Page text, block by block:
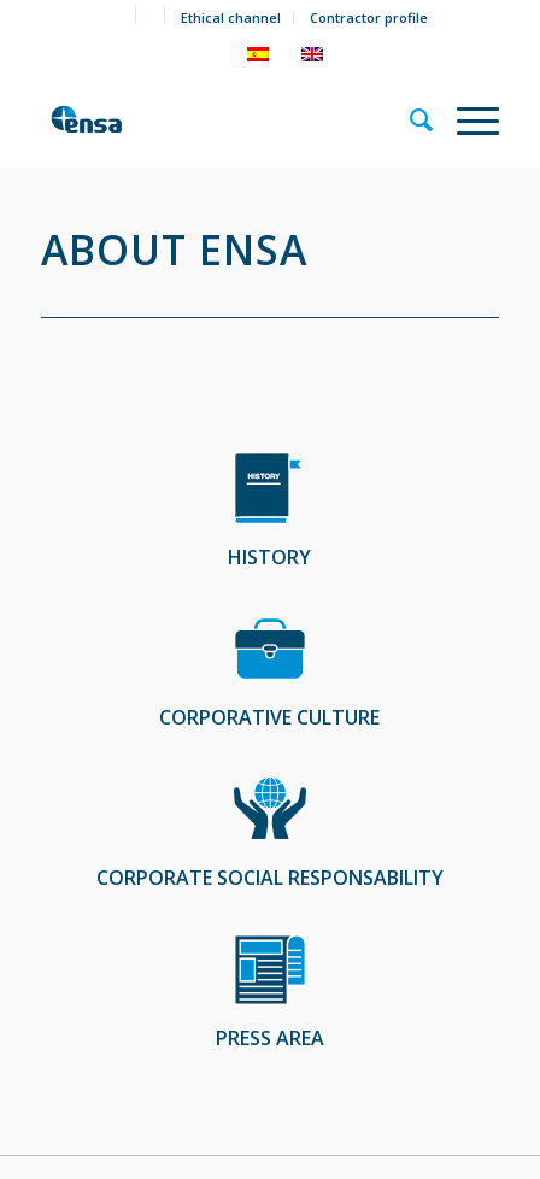
Ethical channel Contractor profile
ABOUT ENSA
HISTORY
CORPORATIVE CULTURE
CORPORATE SOCIAL RESPONSABILITY
PRESS AREA